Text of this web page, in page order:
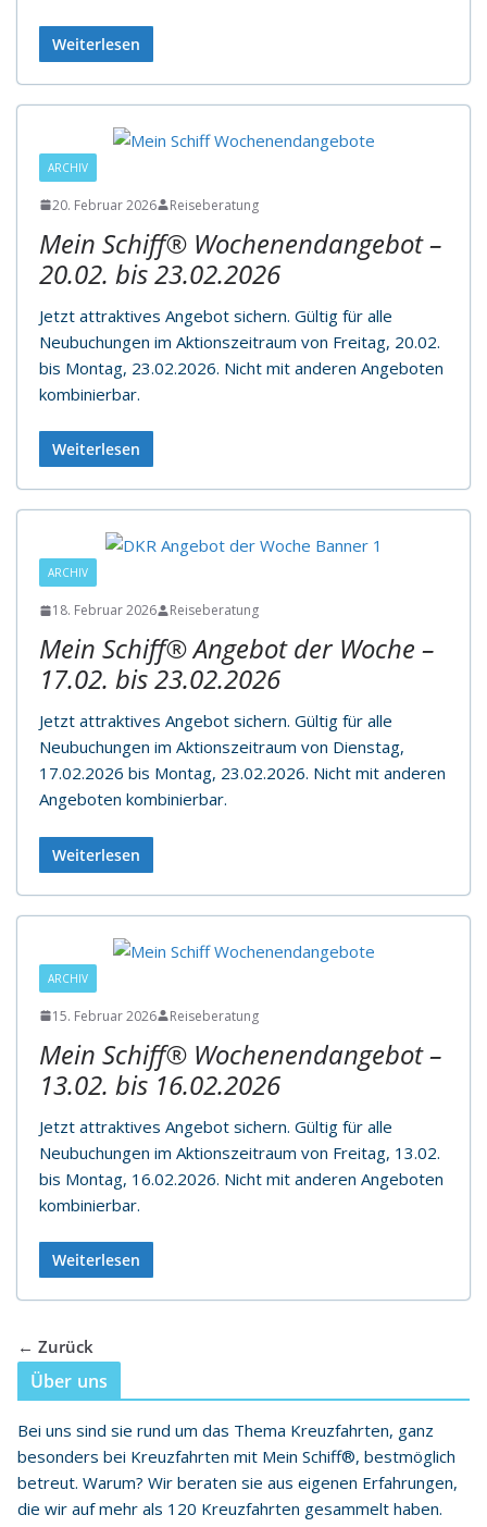
Weiterlesen
ARCHIV
20. Februar 2026 Reiseberatung
Mein Schiff® Wochenendangebot –
20.02. bis 23.02.2026
Jetzt attraktives Angebot sichern. Gültig für alle
Neubuchungen im Aktionszeitraum von Freitag, 20.02.
bis Montag, 23.02.2026. Nicht mit anderen Angeboten
kombinierbar.
Weiterlesen
ARCHIV
18. Februar 2026 Reiseberatung
Mein Schiff® Angebot der Woche –
17.02. bis 23.02.2026
Jetzt attraktives Angebot sichern. Gültig für alle
Neubuchungen im Aktionszeitraum von Dienstag,
17.02.2026 bis Montag, 23.02.2026. Nicht mit anderen
Angeboten kombinierbar.
Weiterlesen
ARCHIV
15. Februar 2026 Reiseberatung
Mein Schiff® Wochenendangebot –
13.02. bis 16.02.2026
Jetzt attraktives Angebot sichern. Gültig für alle
Neubuchungen im Aktionszeitraum von Freitag, 13.02.
bis Montag, 16.02.2026. Nicht mit anderen Angeboten
kombinierbar.
Weiterlesen
← Zurück
Über uns
Bei uns sind sie rund um das Thema Kreuzfahrten, ganz
besonders bei Kreuzfahrten mit Mein Schiff®, bestmöglich
betreut. Warum? Wir beraten sie aus eigenen Erfahrungen,
die wir auf mehr als 120 Kreuzfahrten gesammelt haben.